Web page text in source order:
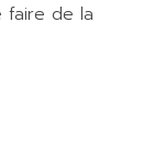
faire de la